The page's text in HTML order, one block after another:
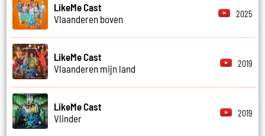
LikeMe Cast
Vlaanderen boven
2025
LikeMe Cast
Vlaanderen mijn land
2019
LikeMe Cast
Vlinder
2019